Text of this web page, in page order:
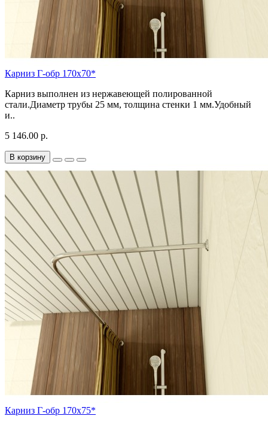
Карниз Г-обр 170х70*
Карниз выполнен из нержавеющей полированной
стали.Диаметр трубы 25 мм, толщина стенки 1 мм.Удобный
и..
5 146.00 р.
В корзину
Карниз Г-обр 170х75*